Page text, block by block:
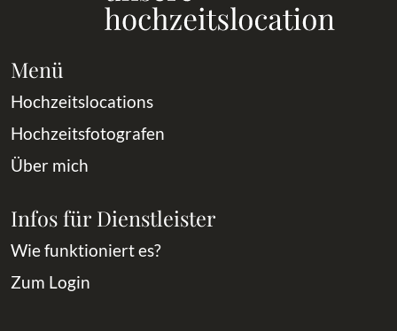
Menü
Hochzeitslocations
Hochzeitsfotografen
Über mich
Infos für Dienstleister
Wie funktioniert es?
Zum Login